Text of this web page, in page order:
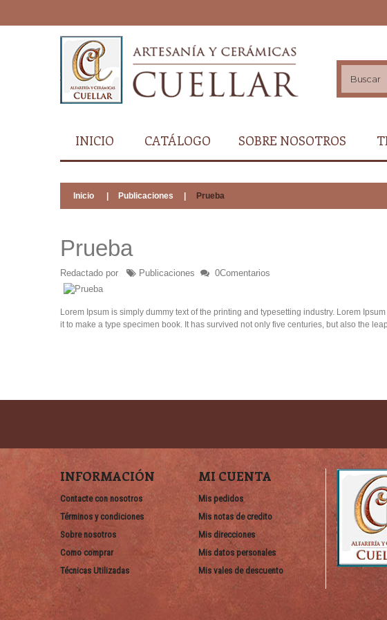
INICIO CATÁLOGO SOBRE NOSOTROS
Inicio Publicaciones Prueba
Prueba
Redactado por Publicaciones 0Comentarios
Lorem Ipsum is simply dummy text of the printing and typesetting industry. Lorem
it to make a type specimen book. It has survived not only five centuries, but also the
INFORMACIÓN
Contacte con nosotros
Términos y condiciones
Sobre nosotros
Como comprar
Técnicas Utilizadas
MI CUENTA
Mis pedidos
Mis notas de credito
Mis direcciones
Mis datos personales
Mis vales de descuento